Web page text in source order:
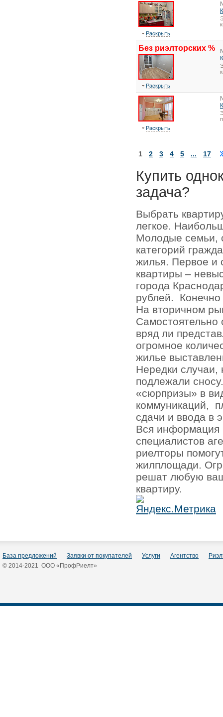
Раскрыть
Без риэлторских %
Раскрыть
Раскрыть
1 2 3 4 5 ... 17
Купить
задача?
Выбрать
легкое.
Молодые семьи,
категорий
жилья. Первое и
квартиры –
города
рублей.
На вторичном
Самостоятельно
вряд ли
огромное
жилье
Нередки случаи,
подлежали
«сюрпризы» в
коммуникаций,
сдачи и ввода в
Вся информация
специалистов
риелторы
жилплощади.
решат любую
квартиру.
База предложений Заявки от покупателей Услуги Агентство
© 2014-2021 ООО «ПрофРиелт»